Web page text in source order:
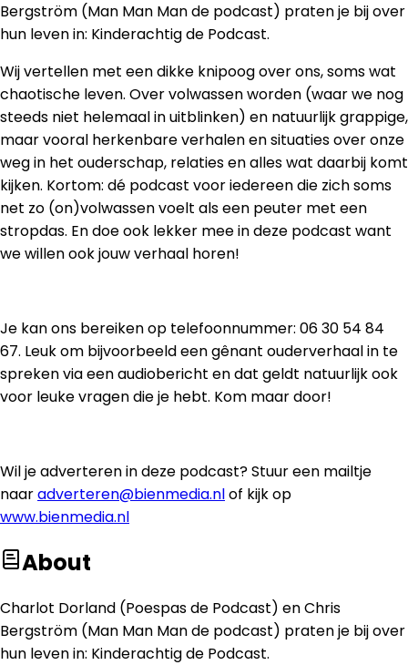
Bergström (Man Man Man de podcast) praten je bij over
hun leven in: Kinderachtig de Podcast.
Wij vertellen met een dikke knipoog over ons, soms wat
chaotische leven. Over volwassen worden (waar we nog
steeds niet helemaal in uitblinken) en natuurlijk grappige,
maar vooral herkenbare verhalen en situaties over onze
weg in het ouderschap, relaties en alles wat daarbij komt
kijken. Kortom: dé podcast voor iedereen die zich soms
net zo (on)volwassen voelt als een peuter met een
stropdas. En doe ook lekker mee in deze podcast want
we willen ook jouw verhaal horen!
Je kan ons bereiken op telefoonnummer: 06 30 54 84
67. Leuk om bijvoorbeeld een gênant ouderverhaal in te
spreken via een audiobericht en dat geldt natuurlijk ook
voor leuke vragen die je hebt. Kom maar door!
Wil je adverteren in deze podcast? Stuur een mailtje
naaradverteren@bienmedia.nlof kijk op
www.bienmedia.nl
About
Charlot Dorland (Poespas de Podcast) en Chris
Bergström (Man Man Man de podcast) praten je bij over
hun leven in: Kinderachtig de Podcast.